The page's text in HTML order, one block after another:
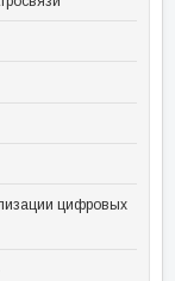
цифровых